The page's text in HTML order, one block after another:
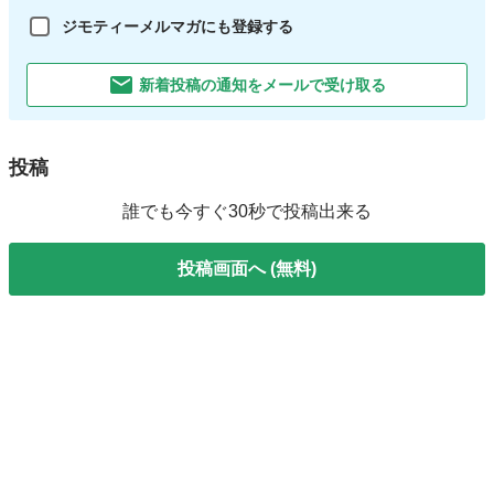
ジモティーメルマガにも登録する
新着投稿の通知をメールで受け取る
投稿
誰でも今すぐ30秒で投稿出来る
投稿画面へ (無料)